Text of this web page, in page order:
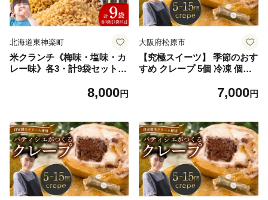
北海道東神楽町
米クランチ《梅味・塩味・カ
レー味》各3・計9袋セット
8,000円
大阪府松原市
【究極スイーツ】 季節のおす
すめ クレープ 5個 冷凍 個包
セット スイーツ デザート お
ブルーベリー はちみつレモン
カスタード キャラメル クリ
ーム ガトーショコラ アイス
クレープ アイス 冷凍スイー
ツ 絶品スイーツ 洋菓子 贈答
ギフト プレゼント 大阪府 松
原市
7,000円